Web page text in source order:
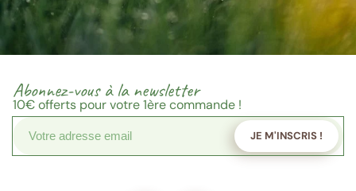
Abonnez-vous à la newsletter
10€offerts pour votre 1ère commande !
JE M'INSCRIS !